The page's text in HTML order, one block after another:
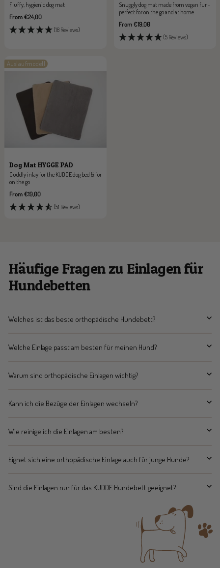
Fluffy, hygienic dog mat
Sale
price
From €24,00
(18 Reviews)
Snuggly dog mat made from vegan fur -
perfect for on the go and at home
Sale
From €19,00
(5 Reviews)
Auslaufmodell
Dog Mat HYGGE PAD
Cuddly inlay for the KUDDE dog bed & for
on the go
Sale
From €19,00
(51 Reviews)
Häufige Fragen zu Einlagen für
Hundebetten
Welches ist das beste orthopädische Hundebett?
Welche Einlage passt am besten für meinen Hund?
Warum sind orthopädische Einlagen wichtig?
Kann ich die Bezüge der Einlagen wechseln?
Wie reinige ich die Einlagen am besten?
Eignet sich eine orthopädische Einlage auch für junge Hunde?
Sind die Einlagen nur für das KUDDE Hundebett geeignet?